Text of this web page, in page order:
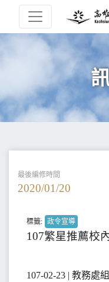
最後編修時間
2020/01/20
標籤: 政令宣導
107繁星推薦校
107-02-23 | 教務處